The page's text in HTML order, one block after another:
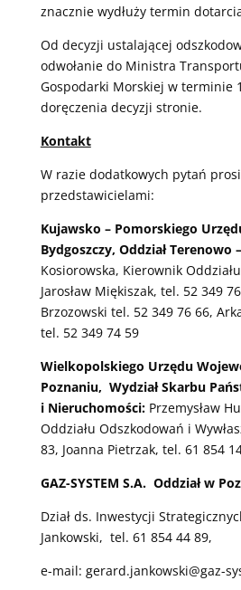
znacznie wydłuży termin
Od decyzji ustalającej
odwołanie do Ministra
Gospodarki Morskiej w terminie
doręczenia decyzji stronie.
Kontakt
W razie dodatkowych pytań
przedstawicielami:
Kujawsko – Pomorskiego
Bydgoszczy, Oddział Terenowo
Kosiorowska, Kierownik
Jarosław Miękiszak, tel. 52 349
Brzozowski tel. 52 349 76 66,
tel. 52 349 74 59
Wielkopolskiego Urzędu
Poznaniu, Wydział Skarbu
i Nieruchomości: Przemysław
Oddziału Odszkodowań i
83, Joanna Pietrzak, tel. 61 854
GAZ-SYSTEM S.A. Oddział w
Dział ds. Inwestycji
Jankowski, tel. 61 854 44 89,
e-mail: gerard.jankowski@gaz-